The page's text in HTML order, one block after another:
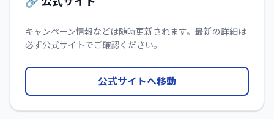
キャンペーン情報などは随時更新されます。最新の詳細は
必ず公式サイトでご確認ください。
公式サイトへ移動